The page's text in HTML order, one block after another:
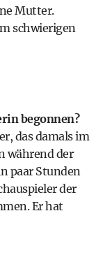
Mutter.
schwierigen
begonnen?
das damals im
während der
paar Stunden
der
Er hat